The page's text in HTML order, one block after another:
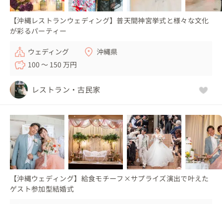
【沖縄レストランウェディング】普天間神宮挙式と様々な文化
が彩るパーティー
ウェディング
沖縄県
100 〜 150 万円
レストラン・古民家
【沖縄ウェディング】給食モチーフ×サプライズ演出で叶えた
ゲスト参加型結婚式